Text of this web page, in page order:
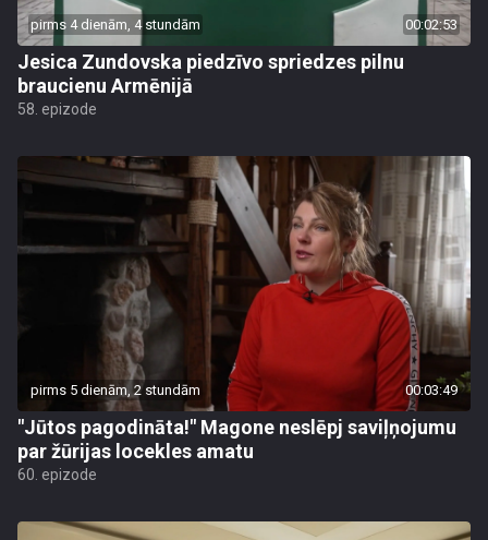
pirms 4 dienām, 4 stundām 00:02:53
Jesica Zundovska piedzīvo spriedzes pilnu
braucienu Armēnijā
58. epizode
pirms 5 dienām, 2 stundām 00:03:49
"Jūtos pagodināta!" Magone neslēpj saviļņojumu
par žūrijas locekles amatu
60. epizode